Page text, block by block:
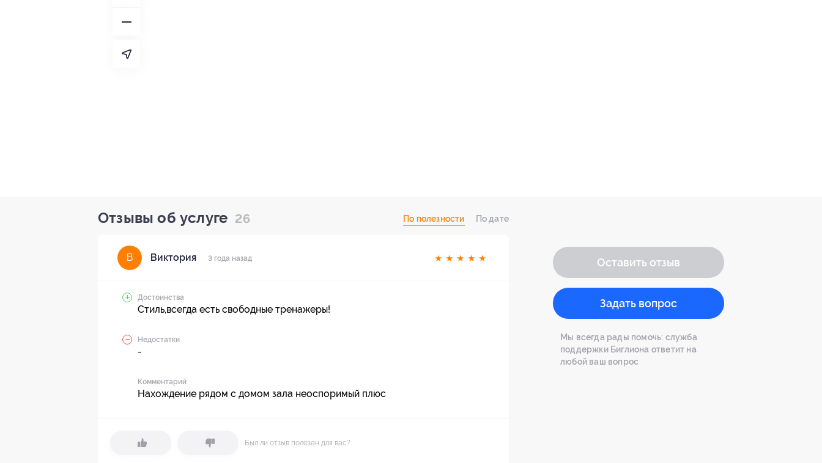
Отзывы об услуге 26 По полезности По дате
В Виктория 3 года назад ★ ★ ★ ★ ★
Достоинства
Стиль,всегда есть свободные тренажеры!
Недостатки
-
Комментарий
Нахождение рядом с домом зала неоспоримый плюс
Был ли отзыв полезен для вас?
Оставить отзыв
Задать вопрос
Мы всегда рады помочь: служба
поддержки Биглиона ответит на
любой ваш вопрос